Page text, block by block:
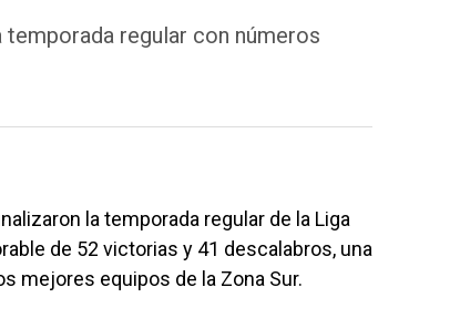
regular con números
la temporada regular de la Liga
de 52 victorias y 41 descalabros, una
mejores equipos de la Zona Sur.